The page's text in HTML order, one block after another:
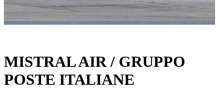
MISTRAL AIR / GRUPPO
POSTE ITALIANE